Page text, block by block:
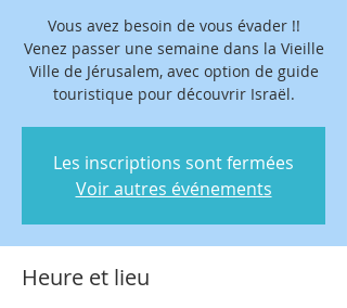
Vous avez besoin de vous évader !!
Venez passer une semaine dans la Vieille
Ville de Jérusalem, avec option de guide
touristique pour découvrir Israël.
Les inscriptions sont fermées
Voir autres événements
Heure et lieu